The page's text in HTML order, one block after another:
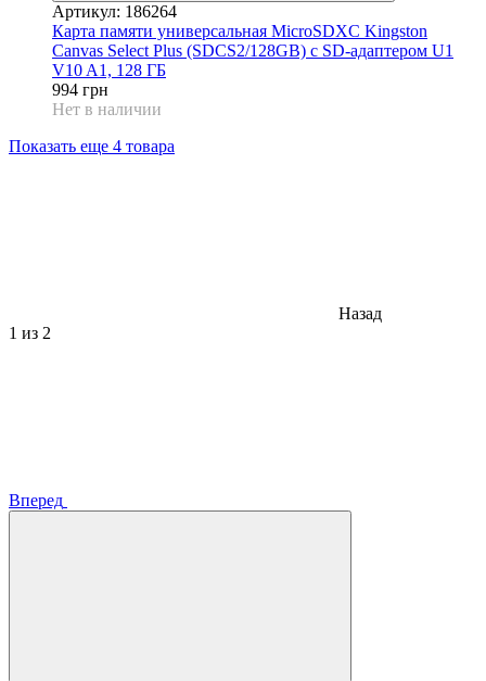
Артикул: 186264
Карта памяти универсальная MicroSDXC Kingston
Canvas Select Plus (SDCS2/128GB) с SD-адаптером U1
V10 A1, 128 ГБ
994 грн
Нет в наличии
Показать еще 4 товара
Назад
1 из 2
Вперед